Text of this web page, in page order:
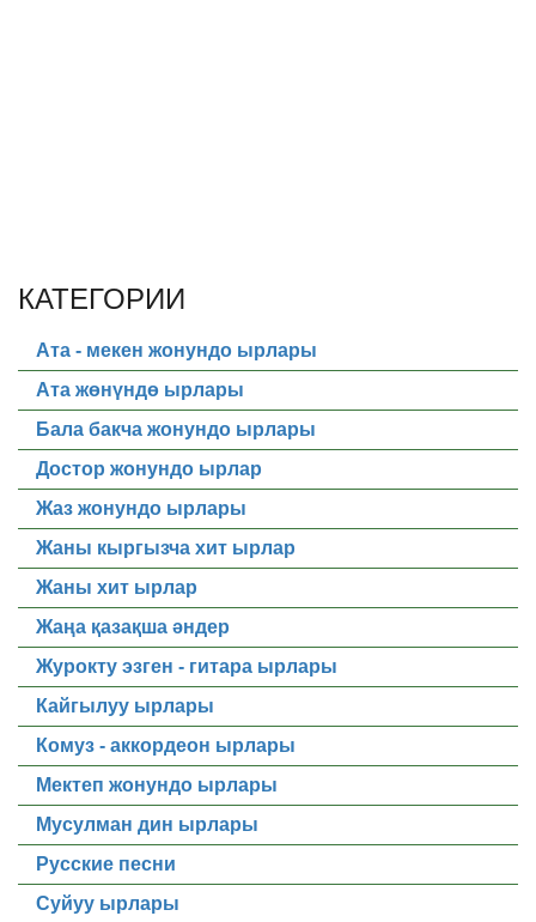
КАТЕГОРИИ
Ата - мекен жонундо ырлары
Ата жөнүндө ырлары
Бала бакча жонундо ырлары
Достор жонундо ырлар
Жаз жонундо ырлары
Жаны кыргызча хит ырлар
Жаны хит ырлар
Жаңа қазақша әндер
Журокту эзген - гитара ырлары
Кайгылуу ырлары
Комуз - аккордеон ырлары
Мектеп жонундо ырлары
Мусулман дин ырлары
Русские песни
Суйуу ырлары